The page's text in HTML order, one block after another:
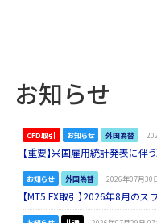
お知らせ
CFD取引 お知らせ 外国為替
【重要】米国雇用統計発表に伴
お知らせ 外国為替 2026年07月30
【MT5 FX取引】2026年8月の